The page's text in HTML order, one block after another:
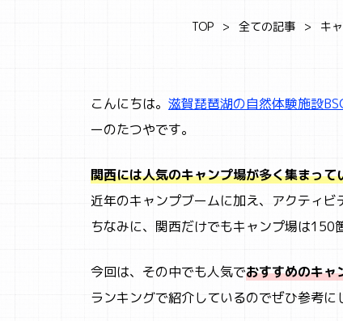
TOP 全ての記事 キ
こんにちは。 滋賀琵琶湖の自然体験施設
ーのたつやです。
関西には人気のキャンプ場が多く集まって
近年のキャンプブームに加え、アクティビ
ちなみに、関西だけでもキャンプ場は150
今回は、その中でも人気でおすすめのキャ
ランキングで紹介しているのでぜひ参考に